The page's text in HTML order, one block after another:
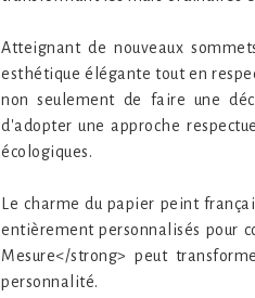
Atteignant de nouveaux
esthétique élégante tout en
non seulement de faire une
d'adopter une approche
écologiques.
Le charme du papier peint
entièrement personnalisés pour
Mesure</strong> peut
personnalité.